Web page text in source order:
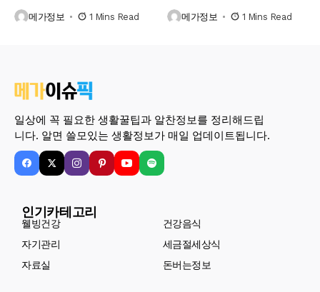
메가정보 1 Mins Read 메가정보 1 Mins Read
일상에 꼭 필요한 생활꿀팁과 알찬정보를 정리해드립
니다. 알면 쓸모있는 생활정보가 매일 업데이트됩니다.
인기카테고리
웰빙건강
건강음식
자기관리
세금절세상식
자료실
돈버는정보